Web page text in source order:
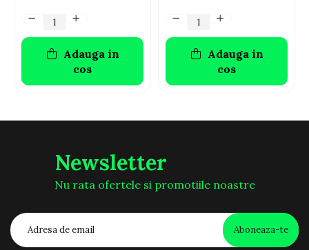
Adauga in
cos
Adauga in
cos
Newsletter
Nu rata ofertele si promotiile noastre